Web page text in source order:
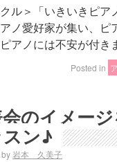
ル＞「いきいきピ
ノ愛好家が集い、ピ
アノには不安が付
Posted in
のイメー
ン♪
by 岩本 久美子